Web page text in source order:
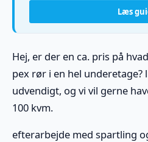
Læs
Hej, er der en ca. pris på
pex rør i en hel
udvendigt, og vi vil gerne
100 kvm.
efterarbejde med spartling